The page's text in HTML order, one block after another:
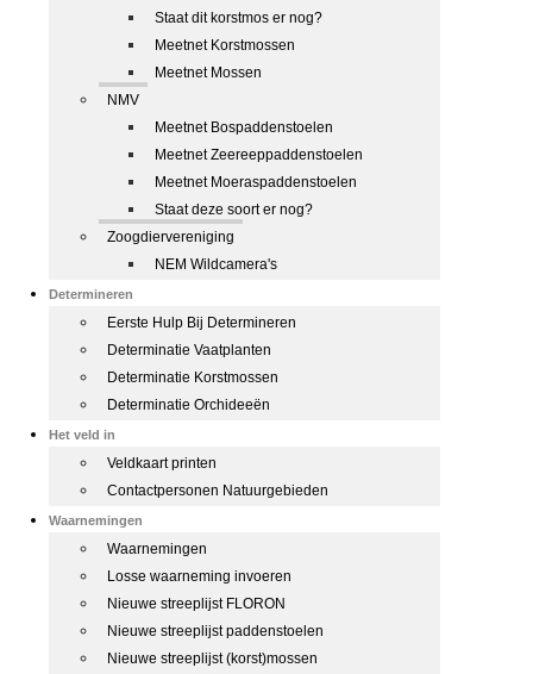
Staat dit korstmos er nog?
Meetnet Korstmossen
Meetnet Mossen
NMV
Meetnet Bospaddenstoelen
Meetnet Zeereeppaddenstoelen
Meetnet Moeraspaddenstoelen
Staat deze soort er nog?
Zoogdiervereniging
NEM Wildcamera's
Determineren
Eerste Hulp Bij Determineren
Determinatie Vaatplanten
Determinatie Korstmossen
Determinatie Orchideeën
Het veld in
Veldkaart printen
Contactpersonen Natuurgebieden
Waarnemingen
Waarnemingen
Losse waarneming invoeren
Nieuwe streeplijst FLORON
Nieuwe streeplijst paddenstoelen
Nieuwe streeplijst (korst)mossen